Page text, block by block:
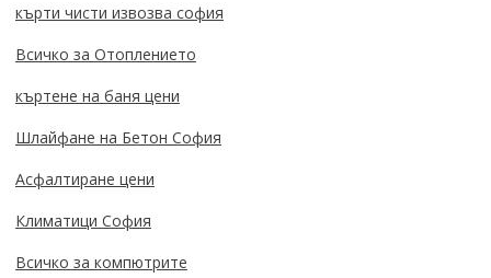
кърти чисти извозва софия
Всичко за Отоплението
къртене на баня цени
Шлайфане на Бетон София
Асфалтиране цени
Климатици София
Всичко за компютрите